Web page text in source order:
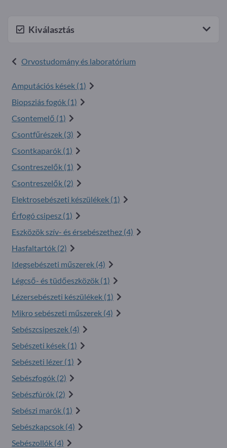
Kiválasztás
Orvostudomány és laboratórium
Amputációs kések (1)
Biopsziás fogók (1)
Csontemelő (1)
Csontfűrészek (3)
Csontkaparók (1)
Csontreszelők (1)
Csontreszelők (2)
Elektrosebészeti készülékek (1)
Érfogó csipesz (1)
Eszközök szív- és érsebészethez (4)
Hasfaltartók (2)
Idegsebészeti műszerek (4)
Légcső- és tüdőeszközök (1)
Lézersebészeti készülékek (1)
Mikro sebészeti műszerek (4)
Sebészcsipeszek (4)
Sebészeti kések (1)
Sebészeti lézer (1)
Sebészfogók (2)
Sebészfúrók (2)
Sebészi marók (1)
Sebészkapcsok (4)
Sebészollók (4)